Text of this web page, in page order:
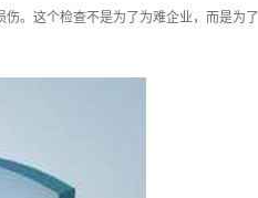
。这个检查不是为了为难企业，而是为了